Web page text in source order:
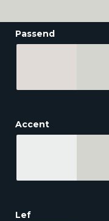
Passend
Accent
Lef